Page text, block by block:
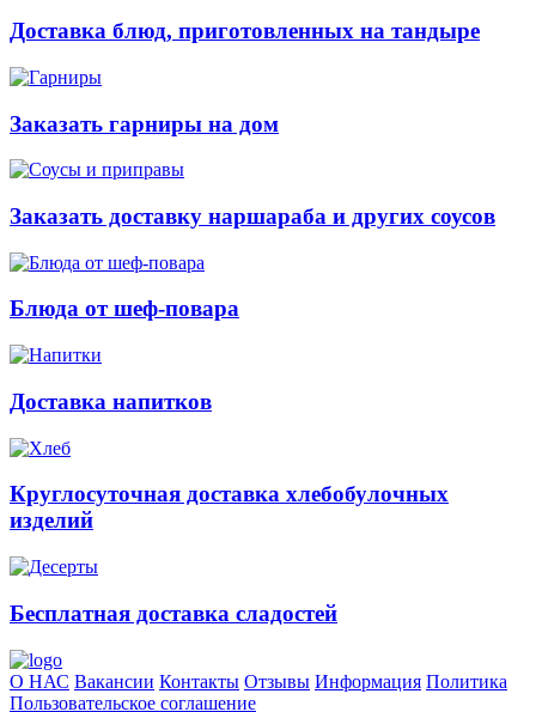
Доставка блюд, приготовленных на тандыре
Заказать гарниры на дом
Заказать доставку наршараба и других соусов
Блюда от шеф-повара
Доставка напитков
Круглосуточная доставка хлебобулочных
изделий
Бесплатная доставка сладостей
О НАС Вакансии Контакты Отзывы Информация Политика
Пользовательское соглашение